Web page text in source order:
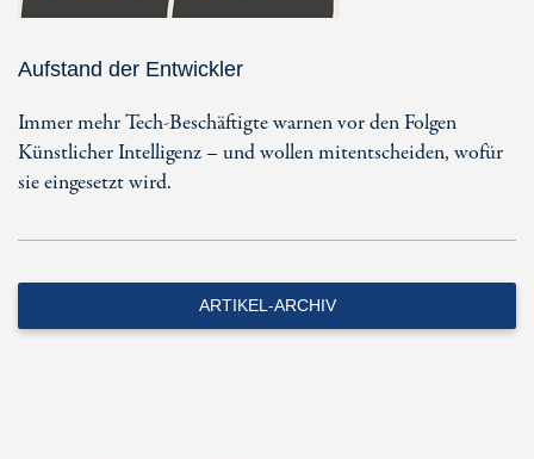
Aufstand der Entwickler
Immer mehr Tech-Beschäftigte warnen vor den Folgen
Künstlicher Intelligenz – und wollen mitentscheiden, wofür
sie eingesetzt wird.
ARTIKEL-ARCHIV